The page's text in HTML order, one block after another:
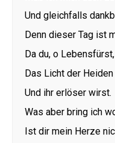
Und gleichfalls
Denn dieser Tag ist
Da du, o Lebensfürst,
Das Licht der Heiden
Und ihr erlöser wirst.
Was aber bring ich
Ist dir mein Herze